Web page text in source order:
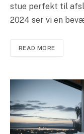
stue perfekt til
2024 ser vi en
READ MORE